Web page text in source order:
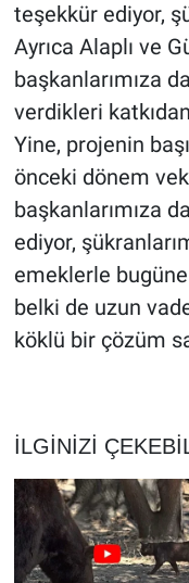
teşekkür ediyor,
Ayrıca Alaplı ve
başkanlarımıza
verdikleri
Yine, projenin
önceki dönem
başkanlarımıza
ediyor,
emeklerle
belki de uzun
köklü bir çözüm